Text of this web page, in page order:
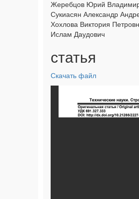
Жеребцов Юрий
Сукиасян Александр
Хохлова Виктория
Ислам Даудович
статья
Скачать файл